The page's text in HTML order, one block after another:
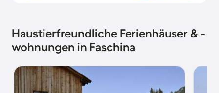
Haustierfreundliche Ferienhäuser & -
wohnungen in Faschina